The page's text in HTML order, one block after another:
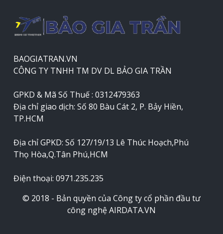
BAOGIATRAN.VN
CÔNG TY TNHH TM DV DL BẢO GIA TRẦN
GPKD & Mã Số Thuế : 0312479363
Địa chỉ giao dịch: Số 80 Bàu Cát 2, P. Bảy Hiền,
TP.HCM
Địa chỉ GPKD: Số 127/19/13 Lê Thúc Hoạch,Phú
Thọ Hòa,Q.Tân Phú,HCM
Điện thoại: 0971.235.235
© 2018 - Bản quyền của Công ty cổ phần đầu tư
công nghệ AIRDATA.VN